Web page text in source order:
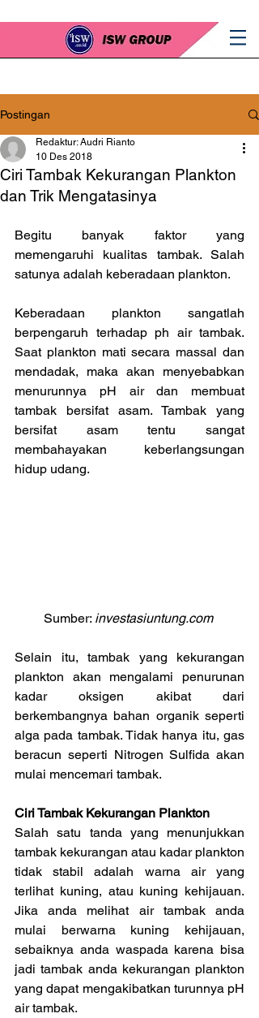
Postingan
Ciri Tambak Kekurangan Plankton
dan Trik Mengatasinya
Redaktur: Audri Rianto
10 Des 2018
Begitu banyak faktor yang
memengaruhi kualitas tambak. Salah
satunya adalah keberadaan plankton.
Keberadaan plankton sangatlah
berpengaruh terhadap ph air tambak.
Saat plankton mati secara massal dan
mendadak, maka akan menyebabkan
menurunnya pH air dan membuat
tambak bersifat asam. Tambak yang
bersifat asam tentu sangat
membahayakan keberlangsungan
hidup udang.
Sumber: investasiuntung.com
Selain itu, tambak yang kekurangan
plankton akan mengalami penurunan
kadar oksigen akibat dari
berkembangnya bahan organik seperti
alga pada tambak. Tidak hanya itu, gas
beracun seperti Nitrogen Sulfida akan
mulai mencemari tambak.
Ciri Tambak Kekurangan Plankton
Salah satu tanda yang menunjukkan
tambak kekurangan atau kadar plankton
tidak stabil adalah warna air yang
terlihat kuning, atau kuning kehijauan.
Jika anda melihat air tambak anda
mulai berwarna kuning kehijauan,
sebaiknya anda waspada karena bisa
jadi tambak anda kekurangan plankton
yang dapat mengakibatkan turunnya pH
air tambak.